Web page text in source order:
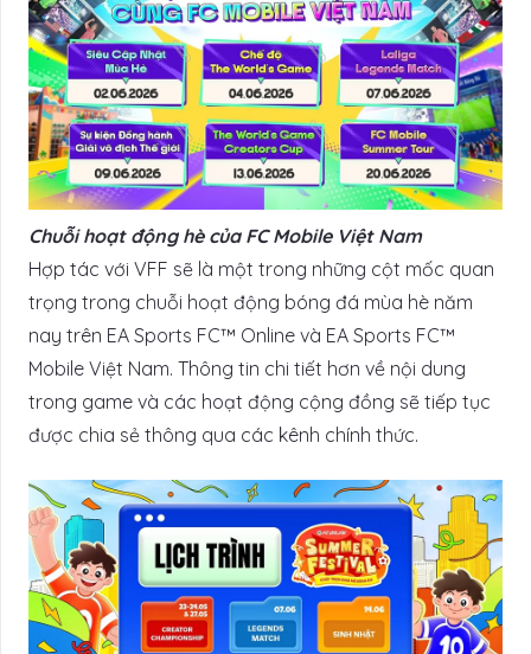
Chuỗi hoạt động hè của FC Mobile Việt Nam
Hợp tác với VFF sẽ là một trong những cột mốc quan
trọng trong chuỗi hoạt động bóng đá mùa hè năm
nay trên EA Sports FC™ Online và EA Sports FC™
Mobile Việt Nam. Thông tin chi tiết hơn về nội dung
trong game và các hoạt động cộng đồng sẽ tiếp tục
được chia sẻ thông qua các kênh chính thức.